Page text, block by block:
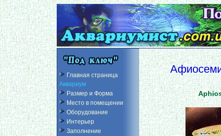
Главная страница
Аквариум
Размер и Форма
Место в помещении
Оборудование
Интерьер
Заполнение